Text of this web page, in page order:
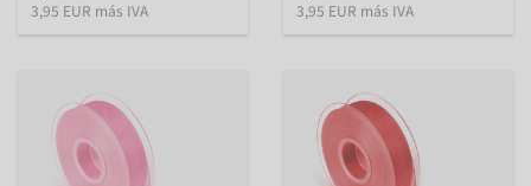
3,95 EUR más IVA 3,95 EUR más IVA